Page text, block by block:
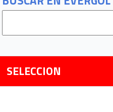
SELECCION